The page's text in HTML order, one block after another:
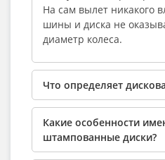
На сам вылет никакого
шины и диска не
диаметр колеса.
Что определяет
Какие особенности
штампованные диски?